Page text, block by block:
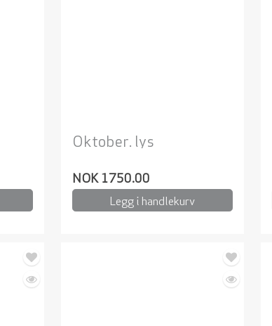
Oktober. lys
NOK 1750.00
Legg i handlekurv